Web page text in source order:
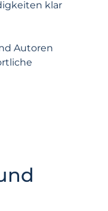
klar
Autoren